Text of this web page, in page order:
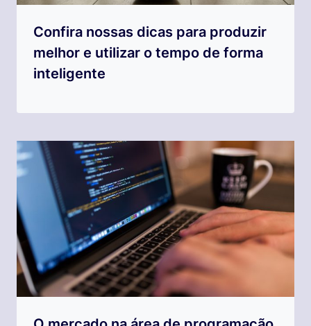
Confira nossas dicas para produzir
melhor e utilizar o tempo de forma
inteligente